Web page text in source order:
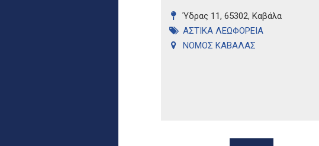
Ύδρας 11, 65302, Καβάλα
ΑΣΤΙΚΑ ΛΕΩΦΟΡΕΙΑ
ΝΟΜΟΣ ΚΑΒΑΛΑΣ